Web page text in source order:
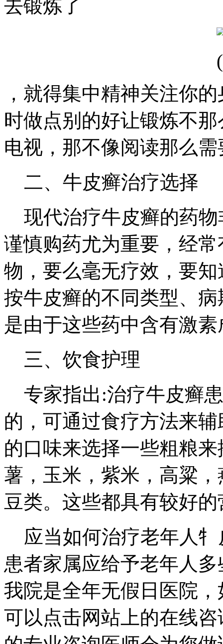
去锻炼了
，就得集中精神关注你
时做点别的好让锻炼不
电视，那不像阅读那么
二、牛皮癣治疗选择
现代治疗牛皮癣的药物
谨慎购药尤为重要，经
物，要么毫无疗效，要
按牛皮癣的不同类型、
是由于这些药中含有激素
三、饮食护理
专家指出:治疗牛皮癣
的，可通过食疗方法来
的口味来选择一些粗粮
薯，玉米，紫米，高粱
豆类。这些都具有较好
应当如何治疗老年人牜
患者家属应给予老年人
我院是全年无假日医院
可以点击网站上的在线